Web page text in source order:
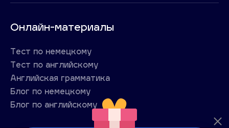
Онлайн-материалы
Тест по немецкому
Тест по английскому
Английская грамматика
Блог по немецкому
Блог по английскому